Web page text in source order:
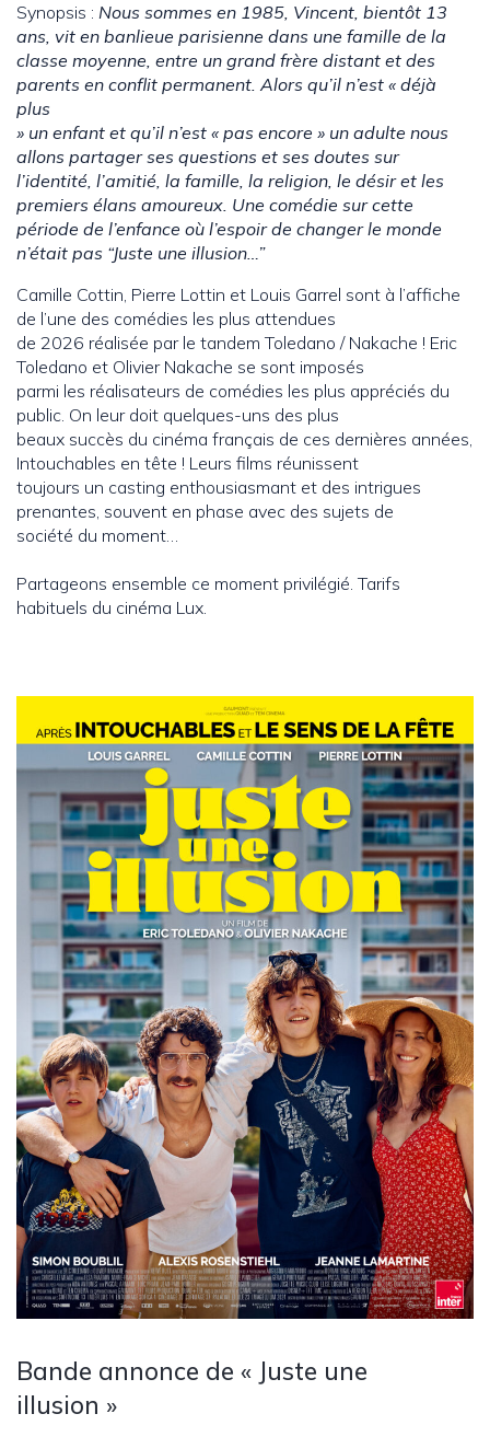
Synopsis : Nous sommes en 1985, Vincent, bientôt 13
ans, vit en banlieue parisienne dans une famille de la
classe moyenne, entre un grand frère distant et des
parents en conflit permanent. Alors qu’il n’est « déjà
plus
» un enfant et qu’il n’est « pas encore » un adulte nous
allons partager ses questions et ses doutes sur
l’identité, l’amitié, la famille, la religion, le désir et les
premiers élans amoureux. Une comédie sur cette
période de l’enfance où l’espoir de changer le monde
n’était pas “Juste une illusion…”
Camille Cottin, Pierre Lottin et Louis Garrel sont à l’affiche
de l’une des comédies les plus attendues
de 2026 réalisée par le tandem Toledano / Nakache ! Eric
Toledano et Olivier Nakache se sont imposés
parmi les réalisateurs de comédies les plus appréciés du
public. On leur doit quelques-uns des plus
beaux succès du cinéma français de ces dernières années,
Intouchables en tête ! Leurs films réunissent
toujours un casting enthousiasmant et des intrigues
prenantes, souvent en phase avec des sujets de
société du moment…
Partageons ensemble ce moment privilégié. Tarifs
habituels du cinéma Lux.
Bande annonce de « Juste une
illusion »